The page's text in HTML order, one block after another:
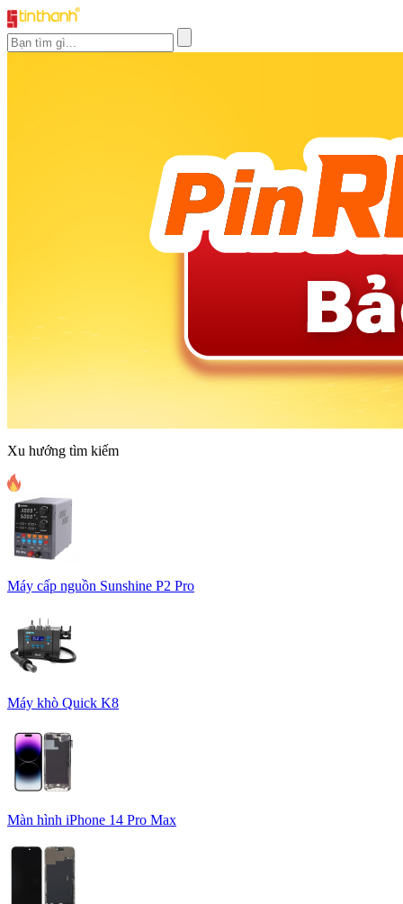
Xu hướng tìm kiếm
Máy cấp nguồn Sunshine P2 Pro
Máy khò Quick K8
Màn hình iPhone 14 Pro Max